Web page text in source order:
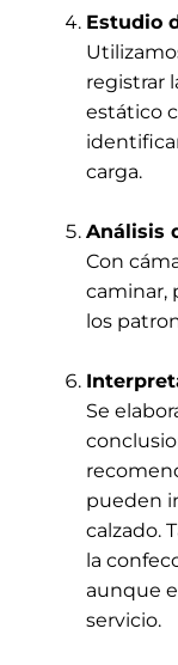
Estudio
registrar
estático
carga.
Análisis
Con
caminar,
los
Se
pueden
calzado.
la
aunque
servicio.